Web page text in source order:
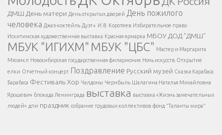
Напишите нам
</span >
Написать
</button >
</div >
</div > </div >
ДМШ День матери День открытых дверей День пожилого
человека Джаз-коктейль Дуэт+ И.В. Коротеев Избирательное право
Искитимская художественная выставка Красная ярмарка МБОУ ДОД "ДМШ"
МБУК "ИГИХМ" МБУК "ЦБС" Мастер и Маргарита
Мюзикл Новосибирская государственная филармония Ночь искусств Открытие
елки Отчетный концерт Поздравление Русский музей Сказка Карабаса
Барабаса Фестиваль Хор Чалдоны Чернбыль Шалагина Наталья Михайловна
Ярошевич блокада Ленинграда выставка выставка «Жизнь замечательных
людей» дпи праздник собрание трудовых коллективов фонд "Таланты мира"